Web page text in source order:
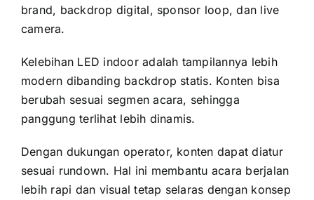
brand, backdrop digital, sponsor loop, dan live
camera.
Kelebihan LED indoor adalah tampilannya lebih
modern dibanding backdrop statis. Konten bisa
berubah sesuai segmen acara, sehingga
panggung terlihat lebih dinamis.
Dengan dukungan operator, konten dapat diatur
sesuai rundown. Hal ini membantu acara berjalan
lebih rapi dan visual tetap selaras dengan konsep